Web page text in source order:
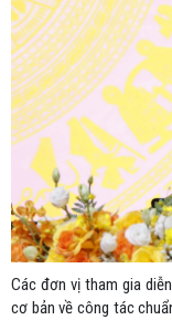
Các đơn vị tham gia
cơ bản về công tác